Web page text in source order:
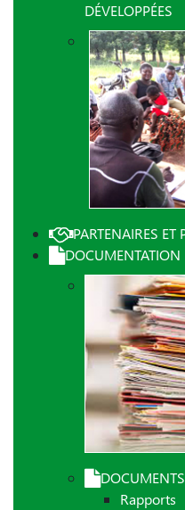
DÉVELOPPÉES
PARTENAIRES ET
DOCUMENTATION
Rapports